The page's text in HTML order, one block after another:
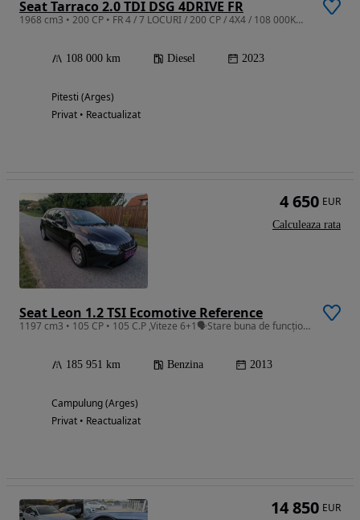
Seat Tarraco 2.0 TDI DSG 4DRIVE FR
1968 cm3 • 200 CP • FR 4 / 7 LOCURI / 200 CP / 4X4 / 108 000KM /Far Matrix/Virtual Cockpit
108 000 km Diesel 2023
Pitesti (Arges)
Privat • Reactualizat
Seat Leon 1.2 TSI Ecomotive Reference
1197 cm3 • 105 CP • 105 C.P ,Viteze 6+1🗣Stare buna de funcționare!
185 951 km Benzina 2013
Campulung (Arges)
Privat • Reactualizat
4 650 EUR
Calculeaza rata
14 850 EUR